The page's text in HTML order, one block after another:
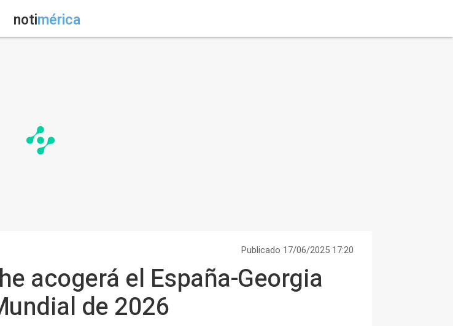
notimérica
Publicado 17/06/2025 17:20
acogerá el España-Georgia
de 2026